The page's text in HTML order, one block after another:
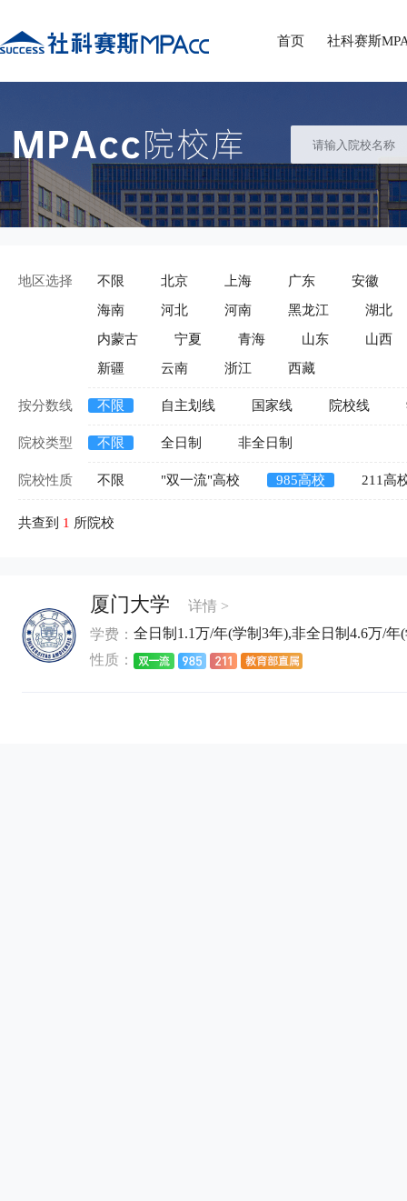
首页 社科赛斯
地区选择 不限 北京 上海 广东
安徽
海南
河北 河南 黑龙江
湖北
内蒙古
宁夏 青海 山东
山西
新疆
云南 浙江 西藏
按分数线 不限 自主划线 国家线 院校线
院校类型 不限 全日制 非全日制
院校性质 不限 "双一流"高校 985高校 211高
共查到 1 所院校
厦门大学
详情 >
学费： 全日制1.1万/年(学制3年),非全日制4.6万/
性质：